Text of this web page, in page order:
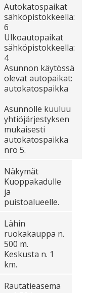
Autokatospaikat
sähköpistokkeella:
6
Ulkoautopaikat
sähköpistokkeella:
4
Asunnon käytössä
olevat autopaikat:
autokatospaikka
Asunnolle kuuluu
yhtiöjärjestyksen
mukaisesti
autokatospaikka
nro 5.
Näkymät
Kuoppakadulle
ja
puistoalueelle.
Lähin
ruokakauppa n.
500 m.
Keskusta n. 1
km.
Rautatieasema